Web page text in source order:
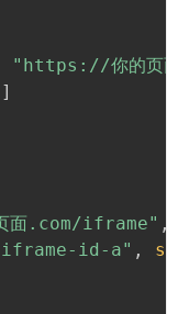
"https://你的页
]
.com/iframe" ,
id-a" ,